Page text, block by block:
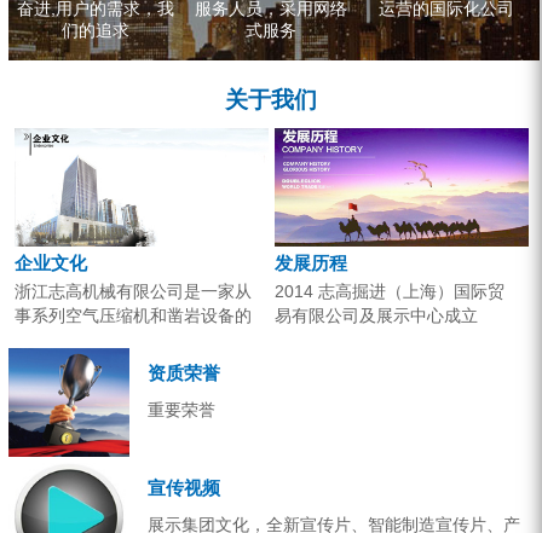
奋进,用户的需求，我
们的追求
服务人员，采用网络
式服务
运营的国际化公司
关于我们
企业文化
浙江志高机械有限公司是一家从
事系列空气压缩机和凿岩设备的
的专业机构。产品广泛应用于工
业气源、各类矿山开采和工程项
目建设。企业以技术开发为核
心，...
发展历程
2014 志高掘进（上海）国际贸
易有限公司及展示中心成立
资质荣誉
重要荣誉
宣传视频
展示集团文化，全新宣传片、智能制造宣传片、产